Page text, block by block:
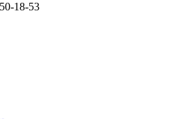
18-53